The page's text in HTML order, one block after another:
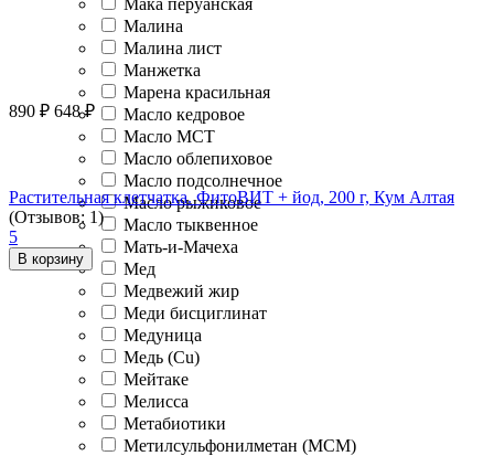
Малина
Малина лист
Манжетка
Марена красильная
Масло кедровое
Масло МСТ
Масло облепиховое
Масло подсолнечное
Масло рыжиковое
Масло тыквенное
Мать-и-Мачеха
Мед
Медвежий жир
Меди бисциглинат
Медуница
Медь (Cu)
Мейтаке
Мелисса
Метабиотики
Метилсульфонилметан (МСМ)
890 ₽ 648 ₽
Растительная клетчатка. ФитоВИТ + йод, 200 г, Кум Алтая
(Отзывов: 1)
5
В корзину